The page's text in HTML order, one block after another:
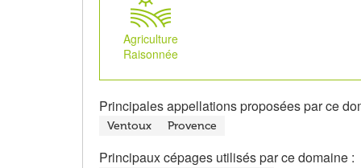
Agriculture
Raisonnée
Principales appellations proposées par ce
Ventoux Provence
Principaux cépages utilisés par ce domaine :